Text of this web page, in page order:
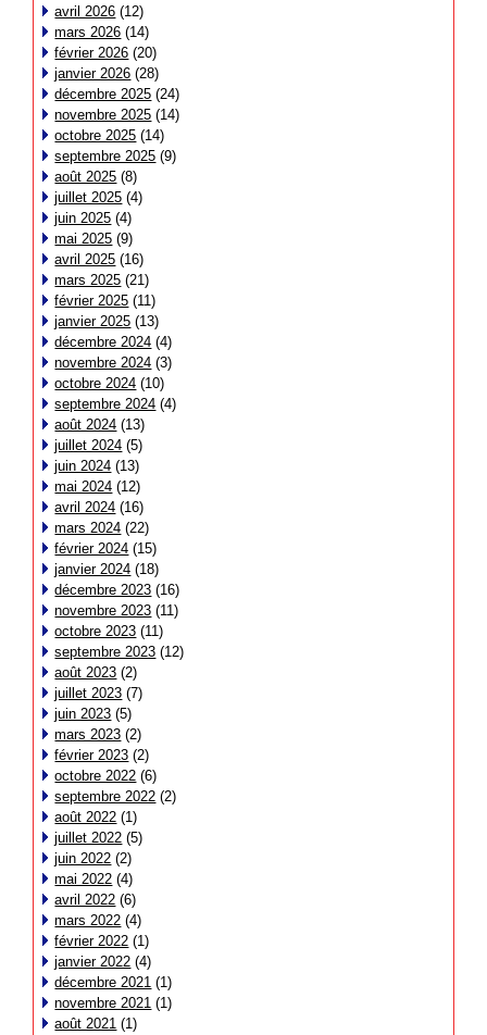
avril 2026 (12)
mars 2026 (14)
février 2026 (20)
janvier 2026 (28)
décembre 2025 (24)
novembre 2025 (14)
octobre 2025 (14)
septembre 2025 (9)
août 2025 (8)
juillet 2025 (4)
juin 2025 (4)
mai 2025 (9)
avril 2025 (16)
mars 2025 (21)
février 2025 (11)
janvier 2025 (13)
décembre 2024 (4)
novembre 2024 (3)
octobre 2024 (10)
septembre 2024 (4)
août 2024 (13)
juillet 2024 (5)
juin 2024 (13)
mai 2024 (12)
avril 2024 (16)
mars 2024 (22)
février 2024 (15)
janvier 2024 (18)
décembre 2023 (16)
novembre 2023 (11)
octobre 2023 (11)
septembre 2023 (12)
août 2023 (2)
juillet 2023 (7)
juin 2023 (5)
mars 2023 (2)
février 2023 (2)
octobre 2022 (6)
septembre 2022 (2)
août 2022 (1)
juillet 2022 (5)
juin 2022 (2)
mai 2022 (4)
avril 2022 (6)
mars 2022 (4)
février 2022 (1)
janvier 2022 (4)
décembre 2021 (1)
novembre 2021 (1)
août 2021 (1)